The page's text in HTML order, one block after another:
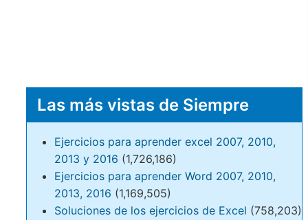
Las más vistas de Siempre
Ejercicios para aprender excel 2007, 2010,
2013 y 2016 (1,726,186)
Ejercicios para aprender Word 2007, 2010,
2013, 2016 (1,169,505)
Soluciones de los ejercicios de Excel (758,203)